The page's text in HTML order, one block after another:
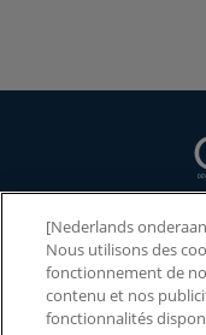
NOS PRODUITS
NOS INGRÉDIENTS
NOTRE MARQUE
[Nederlands
Nous utilisons des
fonctionnement de
contenu et nos
fonctionnalités